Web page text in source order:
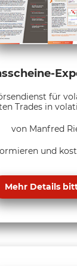
für
Trades in
von Manfred
und
Mehr Details